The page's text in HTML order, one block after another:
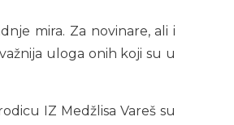
mira. Za novinare, ali i
uloga onih koji su u
IZ Medžlisa Vareš su